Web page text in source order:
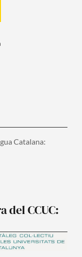
Catalana:
del CCUC: